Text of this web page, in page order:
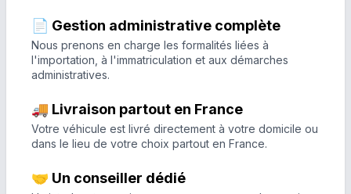
📄 Gestion administrative complète
Nous prenons en charge les formalités liées à
l'importation, à l'immatriculation et aux démarches
administratives.
🚚 Livraison partout en France
Votre véhicule est livré directement à votre domicile ou
dans le lieu de votre choix partout en France.
🤝 Un conseiller dédié